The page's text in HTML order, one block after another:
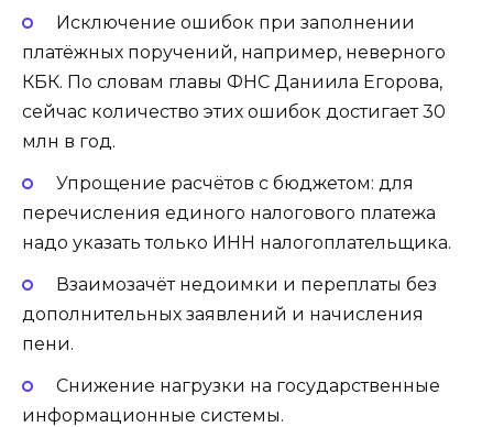
Исключение ошибок при заполнении
платёжных поручений, например, неверного
КБК. По словам главы ФНС Даниила Егорова,
сейчас количество этих ошибок достигает 30
млн в год.
Упрощение расчётов с бюджетом: для
перечисления единого налогового платежа
надо указать только ИНН налогоплательщика.
Взаимозачёт недоимки и переплаты без
дополнительных заявлений и начисления
пени.
Снижение нагрузки на государственные
информационные системы.